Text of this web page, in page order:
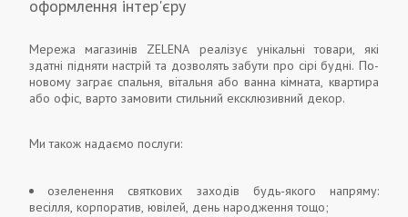
оформлення інтер'єру
Мережа магазинів ZELENA реалізує унікальні товари, які
здатні підняти настрій та дозволять забути про сірі будні. По-
новому заграє спальня, вітальня або ванна кімната, квартира
або офіс, варто замовити стильний ексклюзивний декор.
Ми також надаємо послуги:
озеленення святкових заходів будь-якого напряму:
весілля, корпоратив, ювілей, день народження тощо;